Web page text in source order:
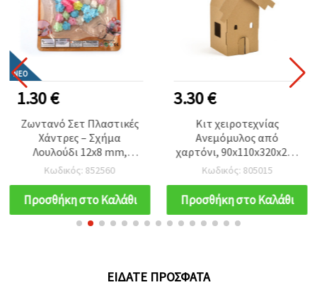
ΝΈΟ
1.30 €
Ζωντανό Σετ Πλαστικές
Χάντρες – Σχήμα
Λουλούδι 12x8 mm,
Τρύπα 2 mm – Ανάμεικτα
Χρώματα (Assorted) –
Όμορφες & Δημιουργικές
Χάντρες για Χειροποίητα
Κοσμήματα και
Κωδικός: 852560
Προσθήκη στο Καλάθι
3.30 €
Κιτ χειροτεχνίας
Ανεμόμυλος από
χαρτόνι, 90x110x320x240
mm - 3 τεμ.
Κωδικός: 805015
Προσθήκη στο Καλάθι
ΕΊΔΑΤΕ ΠΡΌΣΦΑΤΑ